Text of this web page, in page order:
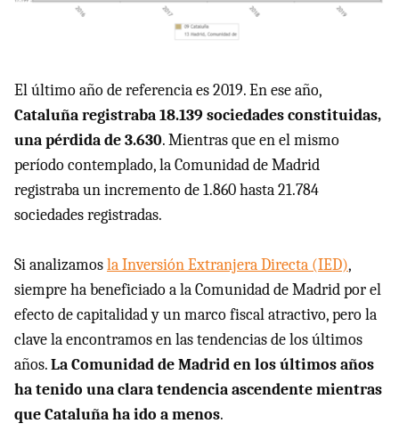
El último año de referencia es 2019. En ese año,
Cataluña registraba 18.139 sociedades constituidas,
una pérdida de 3.630. Mientras que en el mismo
período contemplado, la Comunidad de Madrid
registraba un incremento de 1.860 hasta 21.784
sociedades registradas.
Si analizamosla Inversión Extranjera Directa (IED),
siempre ha beneficiado a la Comunidad de Madrid por el
efecto de capitalidad y un marco fiscal atractivo, pero la
clave la encontramos en las tendencias de los últimos
años.La Comunidad de Madrid en los últimos años
ha tenido una clara tendencia ascendente mientras
que Cataluña ha ido a menos.